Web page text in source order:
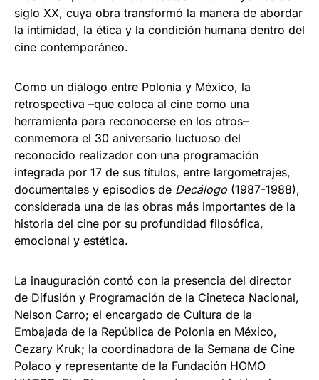
siglo XX, cuya obra transformó la manera de abordar
la intimidad, la ética y la condición humana dentro del
cine contemporáneo.
Como un diálogo entre Polonia y México, la
retrospectiva –que coloca al cine como una
herramienta para reconocerse en los otros–
conmemora el 30 aniversario luctuoso del
reconocido realizador con una programación
integrada por 17 de sus títulos, entre largometrajes,
documentales y episodios de Decálogo (1987-1988),
considerada una de las obras más importantes de la
historia del cine por su profundidad filosófica,
emocional y estética.
La inauguración contó con la presencia del director
de Difusión y Programación de la Cineteca Nacional,
Nelson Carro; el encargado de Cultura de la
Embajada de la República de Polonia en México,
Cezary Kruk; la coordinadora de la Semana de Cine
Polaco y representante de la Fundación HOMO